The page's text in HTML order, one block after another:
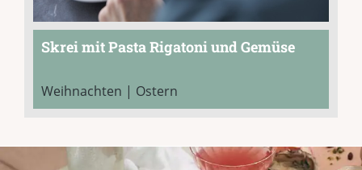
Skrei mit Pasta Rigatoni und Gemüse
Weihnachten | Ostern